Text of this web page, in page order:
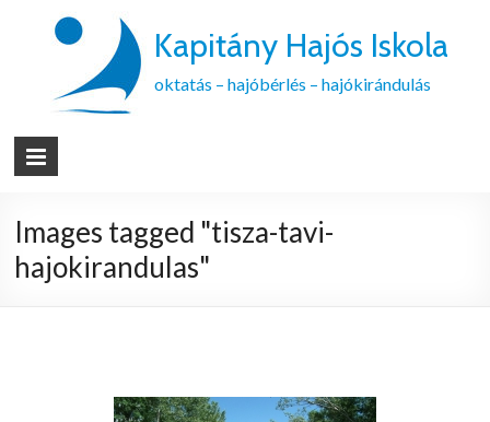
Kapitány Hajós Iskola
oktatás – hajóbérlés – hajókirándulás
Images tagged "tisza-tavi-
hajokirandulas"